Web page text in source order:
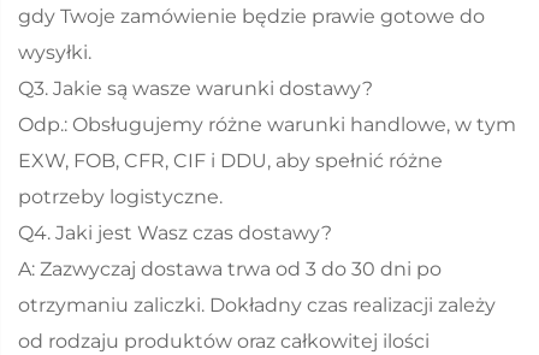
gdy Twoje zamówienie będzie prawie gotowe do
wysyłki.
Q3. Jakie są wasze warunki dostawy?
Odp.: Obsługujemy różne warunki handlowe, w tym
EXW, FOB, CFR, CIF i DDU, aby spełnić różne
potrzeby logistyczne.
Q4. Jaki jest Wasz czas dostawy?
A: Zazwyczaj dostawa trwa od 3 do 30 dni po
otrzymaniu zaliczki. Dokładny czas realizacji zależy
od rodzaju produktów oraz całkowitej ilości